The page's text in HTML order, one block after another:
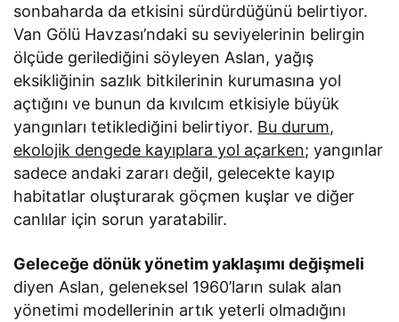
sonbaharda da etkisini sürdürdüğünü belirtiyor.
Van Gölü Havzası’ndaki su seviyelerinin belirgin
ölçüde gerilediğini söyleyen Aslan, yağış
eksikliğinin sazlık bitkilerinin kurumasına yol
açtığını ve bunun da kıvılcım etkisiyle büyük
yangınları tetiklediğini belirtiyor. Bu durum,
ekolojik dengede kayıplara yol açarken; yangınlar
sadece andaki zararı değil, gelecekte kayıp
habitatlar oluşturarak göçmen kuşlar ve diğer
canlılar için sorun yaratabilir.
Geleceğe dönük yönetim yaklaşımı değişmeli
diyen Aslan, geleneksel 1960’ların sulak alan
yönetimi modellerinin artık yeterli olmadığını